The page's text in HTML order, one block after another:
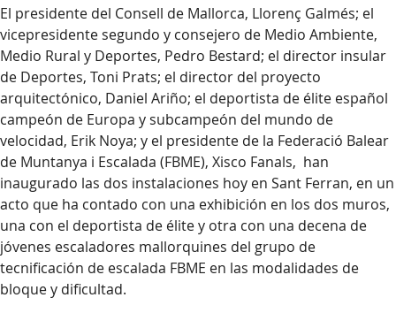
El presidente del Consell de Mallorca, Llorenç Galmés; el
vicepresidente segundo y consejero de Medio Ambiente,
Medio Rural y Deportes, Pedro Bestard; el director insular
de Deportes, Toni Prats; el director del proyecto
arquitectónico, Daniel Ariño; el deportista de élite español
campeón de Europa y subcampeón del mundo de
velocidad, Erik Noya; y el presidente de la Federació Balear
de Muntanya i Escalada (FBME), Xisco Fanals, han
inaugurado las dos instalaciones hoy en Sant Ferran, en un
acto que ha contado con una exhibición en los dos muros,
una con el deportista de élite y otra con una decena de
jóvenes escaladores mallorquines del grupo de
tecnificación de escalada FBME en las modalidades de
bloque y dificultad.